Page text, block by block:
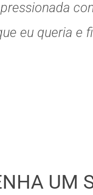
eu queria e
UM